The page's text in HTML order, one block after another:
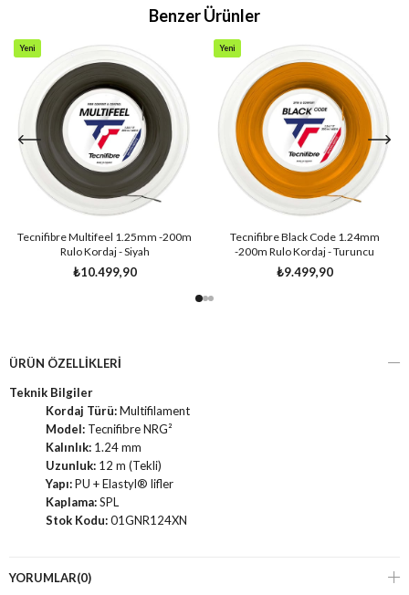
Benzer Ürünler
Tecnifibre Multifeel 1.25mm -200m
Rulo Kordaj - Siyah
₺10.499,90
Yeni
Tecnifibre Black Code 1.24mm
-200m Rulo Kordaj - Turuncu
₺9.499,90
Yeni
ÜRÜN ÖZELLIKLERI
Teknik Bilgiler
Kordaj Türü:Multifilament
Model: Tecnifibre NRG²
Kalınlık: 1.24 mm
Uzunluk: 12 m (Tekli)
Yapı:PU + Elastyl® lifler
Kaplama:SPL
Stok Kodu:01GNR124XN
YORUMLAR(0)